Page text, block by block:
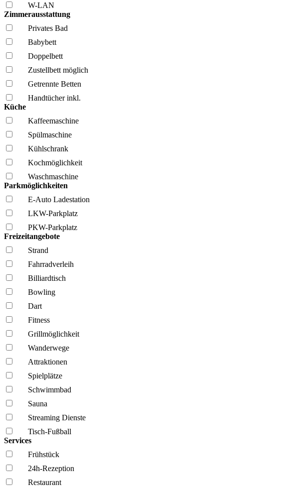
W-LAN
Zimmerausstattung
Privates Bad
Babybett
Doppelbett
Zustellbett möglich
Getrennte Betten
Handtücher inkl.
Küche
Kaffee­maschine
Spül­maschine
Kühl­schrank
Kochmöglich­keit
Wasch­maschine
Parkmöglichkeiten
E-Auto Ladestation
LKW-Parkplatz
PKW-Parkplatz
Freizeitangebote
Strand
Fahrrad­verleih
Billiardtisch
Bowling
Dart
Fitness
Grillmöglich­keit
Wanderwege
Attraktionen
Spielplätze
Schwimmbad
Sauna
Streaming Dienste
Tisch-Fußball
Services
Frühstück
24h-Rezeption
Restaurant